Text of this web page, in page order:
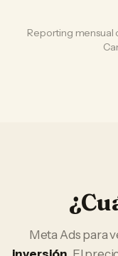
Reporting mensual
Meta Ads para